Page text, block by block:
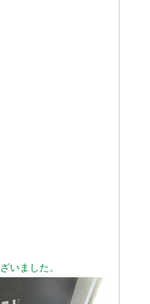
いました。